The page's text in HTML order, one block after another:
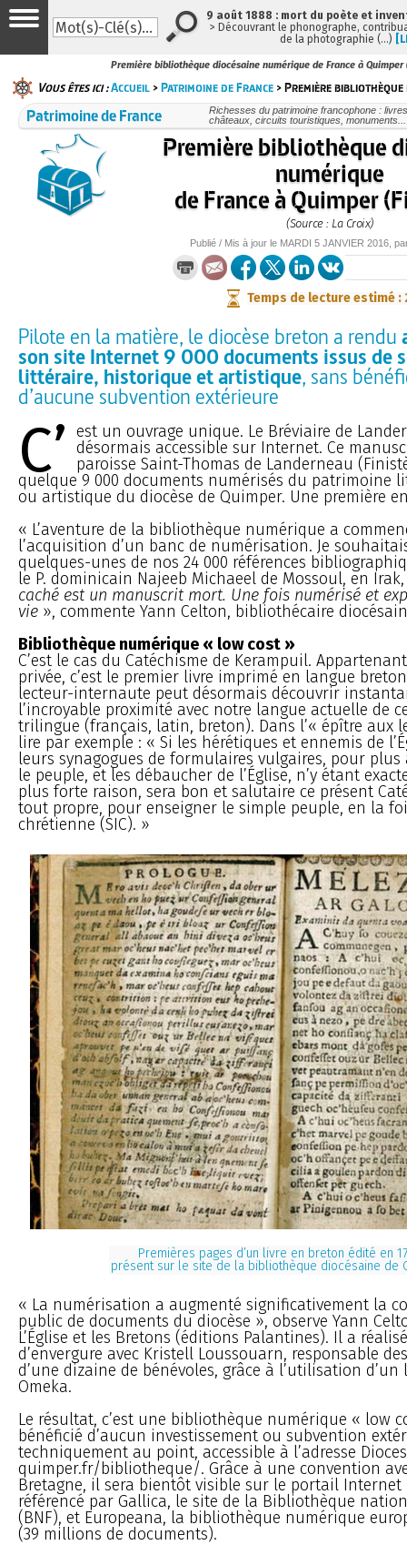
Première bibliothèque diocésaine numérique de France à Quimper
Vous êtes ici :Accueil >Patrimoine de France > Première
Patrimoine de France
Richesses du patrimoine francophone :
châteaux, circuits touristiques, monuments...
Première bibliothèque
numérique
de France à Quimper
(Source : La Croix)
Publié / Mis à jour le MARDI 5 JANVIER 2016,
Temps de lecture estimé :
Pilote en la matière, le diocèse breton a rendu
son site Internet 9 000 documents issus de
littéraire, historique et artistique, sans
d’aucune subvention extérieure
C’ est un ouvrage unique. Le Bréviaire de
désormais accessible sur Internet. Ce
paroisse Saint-Thomas de Landerneau
quelque 9 000 documents numérisés du patrimoine
ou artistique du diocèse de Quimper. Une première
« L’aventure de la bibliothèque numérique a
l’acquisition d’un banc de numérisation. Je
quelques-unes de nos 24 000 références
le P. dominicain Najeeb Michaeel de Mossoul, en
caché est un manuscrit mort. Une fois numérisé et
vie », commente Yann Celton, bibliothécaire
Bibliothèque numérique « low cost »
C’est le cas du Catéchisme de Kerampuil.
privée, c’est le premier livre imprimé en langue
lecteur-internaute peut désormais découvrir
l’incroyable proximité avec notre langue actuelle de
trilingue (français, latin, breton). Dans l’« épître aux
lire par exemple : « Si les hérétiques et ennemis de
leurs synagogues de formulaires vulgaires, pour plus
le peuple, et les débaucher de l’Église, n’y étant
plus forte raison, sera bon et salutaire ce présent
tout propre, pour enseigner le simple peuple, en la
chrétienne (SIC). »
Premières pages d’un livre en breton édité en
présent sur le site de la bibliothèque diocésaine de
« La numérisation a augmenté significativement la
public de documents du diocèse », observe Yann
L’Église et les Bretons (éditions Palantines). Il a
d’envergure avec Kristell Loussouarn, responsable
d’une dizaine de bénévoles, grâce à l’utilisation
Omeka.
Le résultat, c’est une bibliothèque numérique « low
bénéficié d’aucun investissement ou subvention
techniquement au point, accessible à l’adresse
quimper.fr/bibliotheque/. Grâce à une convention
Bretagne, il sera bientôt visible sur le portail Internet
référencé par Gallica, le site de la Bibliothèque
(BNF), et Europeana, la bibliothèque numérique
(39 millions de documents).
9 août 1888 : mort du poète et
> Découvrant le phonographe,
de la photographie (…)